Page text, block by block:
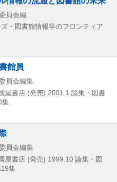
員会編
・図書館情報学のフロンティア
館員
員会編集
屋書店 (発売) 2001.1 論集・図書
集
員会編集
屋書店 (発売) 1999.10 論集・図
集